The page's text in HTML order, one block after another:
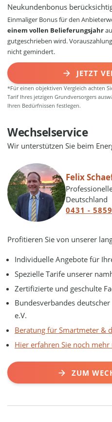
Neukundenbonus
Einmaliger Bonus für den
einem vollen Belieferungsjahr
gutgeschrieben wird.
nicht gemindert.
JETZT
*Für einen objektiven Vergleich achten
Tarif Ihres jetzigen Grundversorgers
Ihren Bedürfnissen festlegen.
Wechselservice
Wir unterstützen Sie beim
Felix
Deutschland
0431 -
Profitieren Sie von unserer
Individuelle Angebote für
Spezielle Tarife unserer
Zertifizierte und geschulte
Bundesverbandes
e.V.
Beratung für Smartmeter &
Hier erfahren Sie noch
ZUM